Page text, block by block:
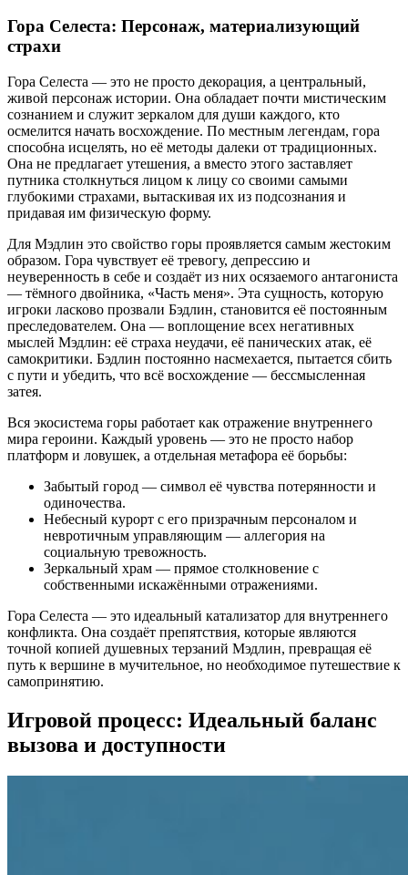
Гора Селеста: Персонаж, материализующий
страхи
Гора Селеста — это не просто декорация, а центральный,
живой персонаж истории. Она обладает почти мистическим
сознанием и служит зеркалом для души каждого, кто
осмелится начать восхождение. По местным легендам, гора
способна исцелять, но её методы далеки от традиционных.
Она не предлагает утешения, а вместо этого заставляет
путника столкнуться лицом к лицу со своими самыми
глубокими страхами, вытаскивая их из подсознания и
придавая им физическую форму.
Для Мэдлин это свойство горы проявляется самым жестоким
образом. Гора чувствует её тревогу, депрессию и
неуверенность в себе и создаёт из них осязаемого антагониста
— тёмного двойника, «Часть меня». Эта сущность, которую
игроки ласково прозвали Бэдлин, становится её постоянным
преследователем. Она — воплощение всех негативных
мыслей Мэдлин: её страха неудачи, её панических атак, её
самокритики. Бэдлин постоянно насмехается, пытается сбить
с пути и убедить, что всё восхождение — бессмысленная
затея.
Вся экосистема горы работает как отражение внутреннего
мира героини. Каждый уровень — это не просто набор
платформ и ловушек, а отдельная метафора её борьбы:
Забытый город — символ её чувства потерянности и
одиночества.
Небесный курорт с его призрачным персоналом и
невротичным управляющим — аллегория на
социальную тревожность.
Зеркальный храм — прямое столкновение с
собственными искажёнными отражениями.
Гора Селеста — это идеальный катализатор для внутреннего
конфликта. Она создаёт препятствия, которые являются
точной копией душевных терзаний Мэдлин, превращая её
путь к вершине в мучительное, но необходимое путешествие к
самопринятию.
Игровой процесс: Идеальный баланс
вызова и доступности